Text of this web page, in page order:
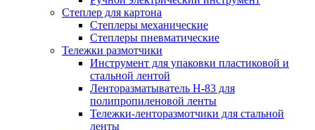
Степлер для картона
Степлеры механические
Степлеры пневматические
Тележки размотчики
Инструмент для упаковки пластиковой и
стальной лентой
Ленторазматыватель Н-83 для
полипропиленовой ленты
Тележки-ленторазмотчики для стальной
ленты